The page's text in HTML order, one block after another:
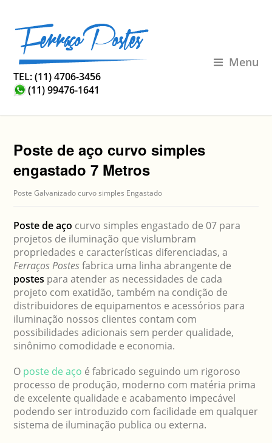
TEL: (11) 4706-3456
(11) 99476-1641
Menu
Poste de aço curvo simples
engastado 7 Metros
Poste Galvanizado curvo simples Engastado
Poste de aço curvo simples engastado de 07 para
projetos de iluminação que vislumbram
propriedades e características diferenciadas, a
Ferraços Postesfabrica uma linha abrangente de
postes para atender as necessidades de cada
projeto com exatidão, também na condição de
distribuidores de equipamentos e acessórios para
iluminação nossos clientes contam com
possibilidades adicionais sem perder qualidade,
sinônimo comodidade e economia.
O poste de aço é fabricado seguindo um rigoroso
processo de produção, moderno com matéria prima
de excelente qualidade e acabamento impecável
podendo ser introduzido com facilidade em qualquer
sistema de iluminação publica ou externa.